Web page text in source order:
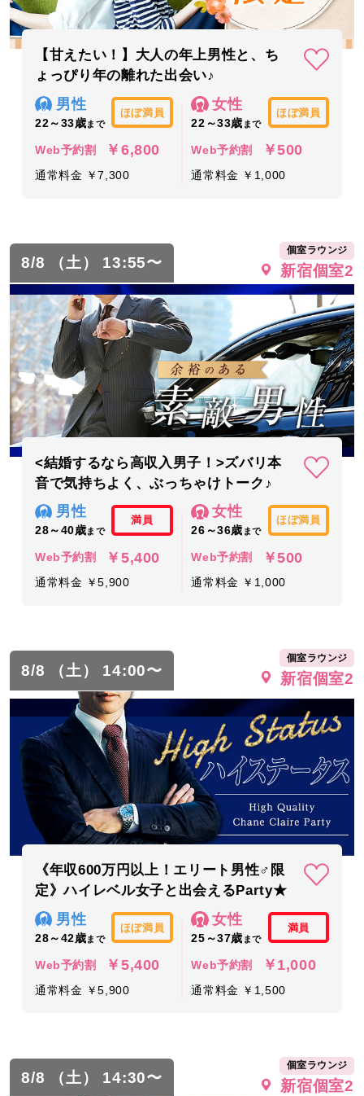
【甘えたい！】大人の年上男性と、ち
ょっぴり年の離れた出会い♪
男性
22～33歳まで
ほぼ満員
Web予約割 ￥6,800
通常料金 ￥7,300
女性
22～33歳 まで
ほぼ満員
Web予約割 ￥500
通常料金 ￥1,000
8/8 （土） 13:55〜
個室ラウンジ
新宿個室2
<結婚するなら高収入男子！>ズバリ本
音で気持ちよく、ぶっちゃけトーク♪
男性
28～40歳まで
満員
Web予約割 ￥5,400
通常料金 ￥5,900
女性
26～36歳 まで
ほぼ満員
Web予約割 ￥500
通常料金 ￥1,000
8/8 （土） 14:00〜
個室ラウンジ
新宿個室2
《年収600万円以上！エリート男性♂限
定》ハイレベル女子と出会えるParty★
男性
28～42歳まで
ほぼ満員
Web予約割 ￥5,400
通常料金 ￥5,900
女性
25～37歳 まで
満員
Web予約割 ￥1,000
通常料金 ￥1,500
8/8 （土） 14:30〜
個室ラウンジ
新宿個室2